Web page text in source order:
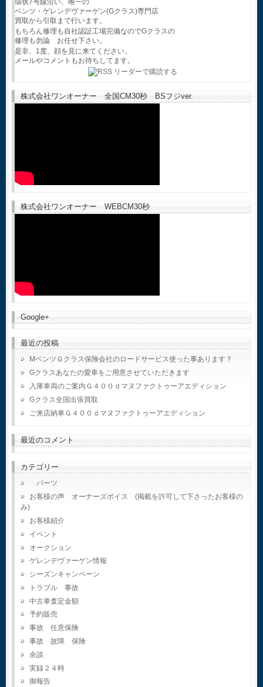
ベンツ・ゲレンデヴァーゲン(Gクラス)専門店
買取から引取まで行います。
もちろん修理も自社認証工場完備なのでGクラスの
修理も勿論 お任せ下さい。
是非、1度、顔を見に来てください。
メールやコメントもお待ちしてます。
株式会社ワンオーナー 全国CM30秒 BSフジver.
株式会社ワンオーナー WEBCM30秒
Google+
最近の投稿
MベンツＧクラス保険会社のロードサービス使った事あります？
Gクラスあなたの愛車をご用意させていただきます
入庫車両のご案内Ｇ４００ｄマヌファクトゥーアエディション
Gクラス全国出張買取
ご来店納車Ｇ４００ｄマヌファクトゥーアエディション
最近のコメント
カテゴリー
パーツ
お客様の声 オーナーズボイス (掲載を許可して下さったお客様の
み)
お客様紹介
イベント
オークション
ゲレンデヴァーゲン情報
シーズンキャンペーン
トラブル 事故
中古車査定金額
予約販売
事故 任意保険
事故 故障 保険
余談
実録２４時
御報告